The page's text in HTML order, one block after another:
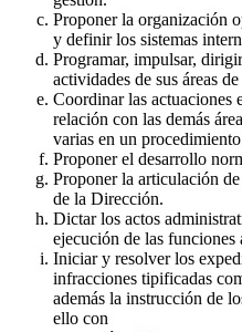
Proponer la organización
y definir los sistemas
Programar, impulsar,
actividades de sus áreas
Coordinar las actuaciones
relación con las demás
varias en un
Proponer el desarrollo
Proponer la articulación
de la Dirección.
Dictar los actos
ejecución de las funciones
Iniciar y resolver los
infracciones tipificadas
además la instrucción de
ello con